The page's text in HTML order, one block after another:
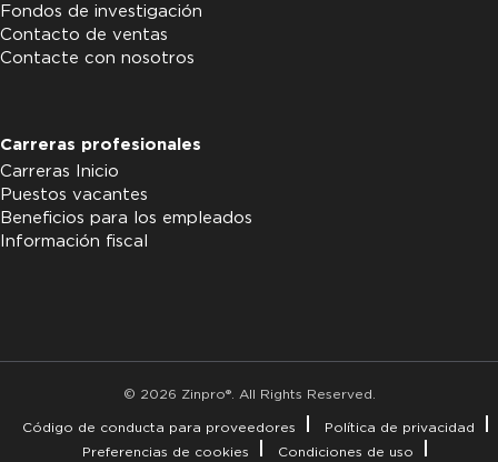
Fondos de investigación
Contacto de ventas
Contacte con nosotros
Carreras profesionales
Carreras Inicio
Puestos vacantes
Beneficios para los empleados
Información fiscal
© 2026 Zinpro®. All Rights Reserved.
Código de conducta para proveedores
Política de privacidad
Preferencias de cookies
Condiciones de uso